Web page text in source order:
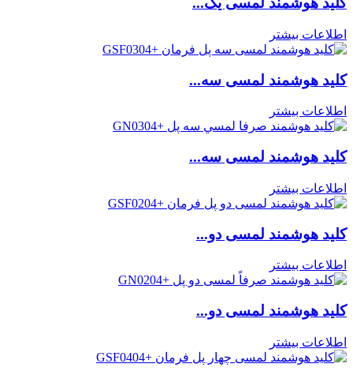
اطلاعات بیشتر
کلید هوشمند لمسی سه...
اطلاعات بیشتر
کلید هوشمند لمسی سه...
اطلاعات بیشتر
کلید هوشمند لمسی دو...
اطلاعات بیشتر
کلید هوشمند لمسی دو...
اطلاعات بیشتر